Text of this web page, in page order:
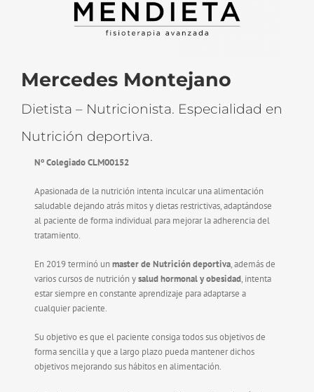
Mercedes Montejano
Dietista – Nutricionista. Especialidad en
Nutrición deportiva.
Nº Colegiado CLM00152
Apasionada de la nutrición intenta inculcar una alimentación
saludable dejando atrás mitos y dietas restrictivas, adaptándose
al paciente de forma individual para mejorar la adherencia del
tratamiento.
En 2019 terminó unmaster de Nutrición deportiva, además de
varios cursos de nutrición ysalud hormonal y obesidad, intenta
estar siempre en constante aprendizaje para adaptarse a
cualquier paciente.
Su objetivo es que el paciente consiga todos sus objetivos de
forma sencilla y que a largo plazo pueda mantener dichos
objetivos mejorando sus hábitos en alimentación.